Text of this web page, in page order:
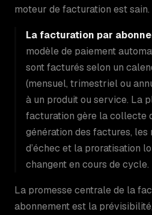
moteur de facturation est sain.
La facturation par
modèle de paiement
sont facturés selon un
(mensuel, trimestriel ou
à un produit ou service. La
facturation gère la collecte
génération des factures, les
d’échec et la proratisation
changent en cours de cycle.
La promesse centrale de la
abonnement est la